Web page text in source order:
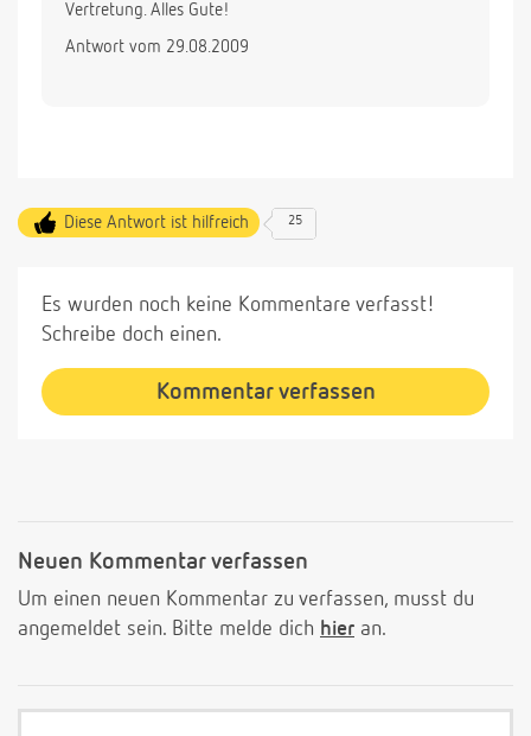
Vertretung. Alles Gute!
Antwort vom 29.08.2009
Diese Antwort ist hilfreich 25
Es wurden noch keine Kommentare verfasst!
Schreibe doch einen.
Kommentar verfassen
Neuen Kommentar verfassen
Um einen neuen Kommentar zu verfassen, musst du
angemeldet sein. Bitte melde dich hier an.